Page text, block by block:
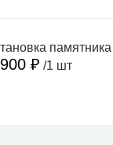
₽ /1 шт